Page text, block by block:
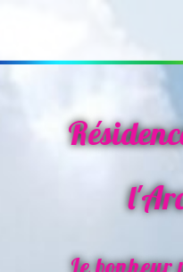
Le bonheur